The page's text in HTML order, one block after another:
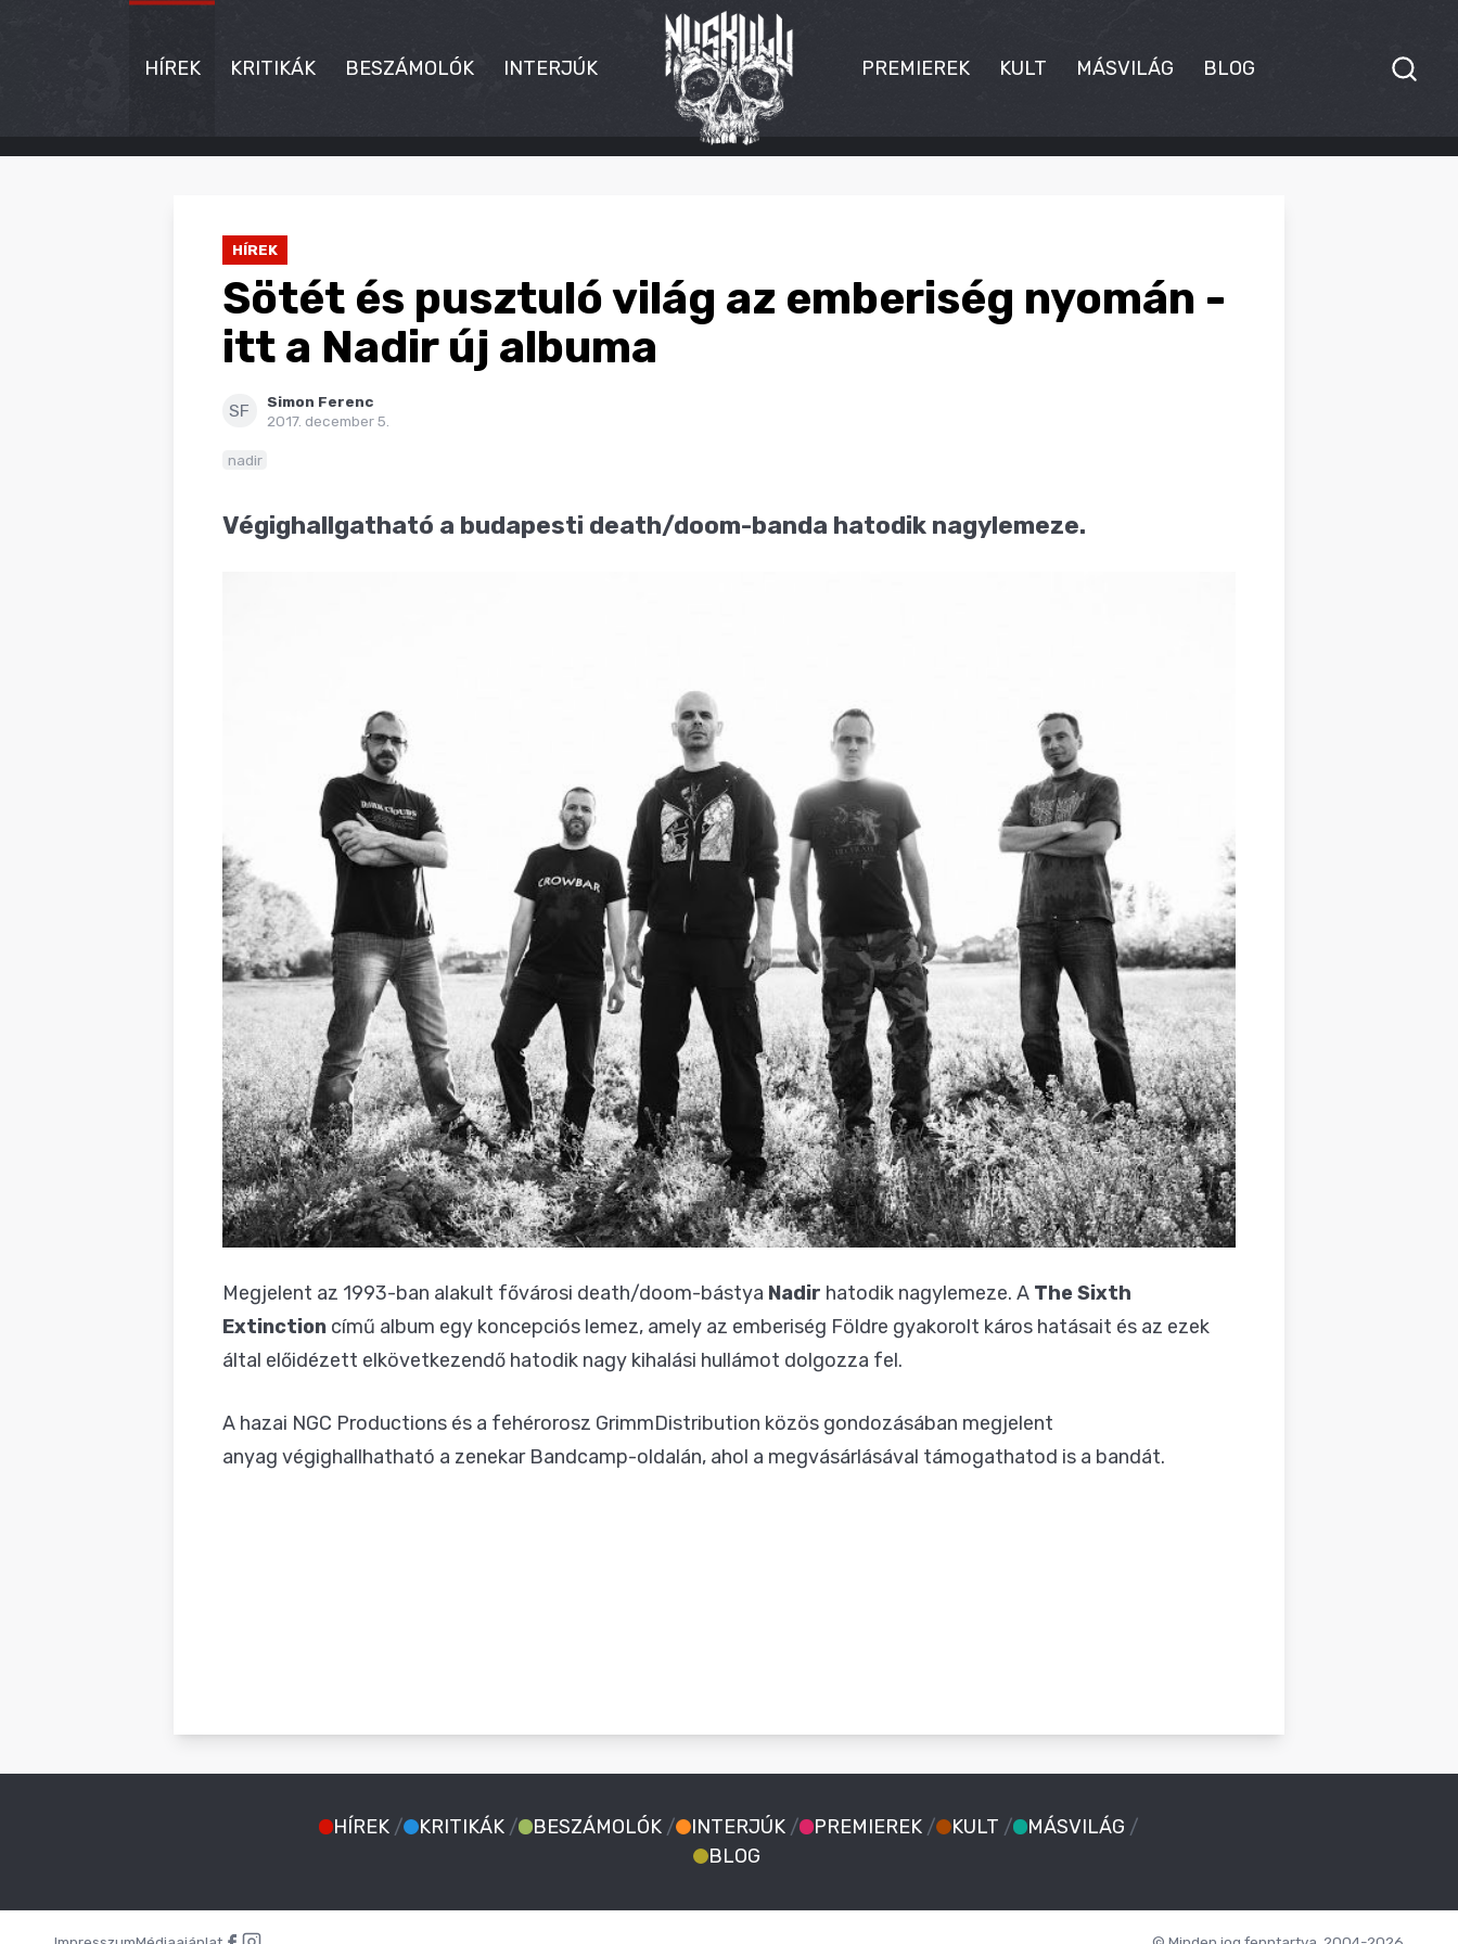
HÍREK KRITIKÁK BESZÁMOLÓK INTERJÚK PREMIEREK KULT MÁSVILÁG BLOG
HÍREK
HÍREK
Sötét és pusztuló világ az emberiség nyomán -
itt a Nadir új albuma
SF
Simon Ferenc
2017. december 5.
nadir
Végighallgatható a budapesti death/doom-banda hatodik nagylemeze.
Megjelent az 1993-ban alakult fővárosi death/doom-bástya Nadir hatodik nagylemeze. A The Sixth
Extinction című album egy koncepciós lemez, amely az emberiség Földre gyakorolt káros hatásait és az ezek
által előidézett elkövetkezendő hatodik nagy kihalási hullámot dolgozza fel.
A hazai NGC Productions és a fehérorosz GrimmDistribution közös gondozásában megjelent
anyag végighallhatható a zenekar Bandcamp-oldalán, ahol a megvásárlásával támogathatod is a bandát.
HÍREK / KRITIKÁK / BESZÁMOLÓK / INTERJÚK / PREMIEREK / KULT / MÁSVILÁG /
BLOG